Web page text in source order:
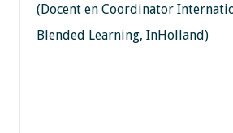
(Docent en Coordinator
Blended Learning, InHolland)